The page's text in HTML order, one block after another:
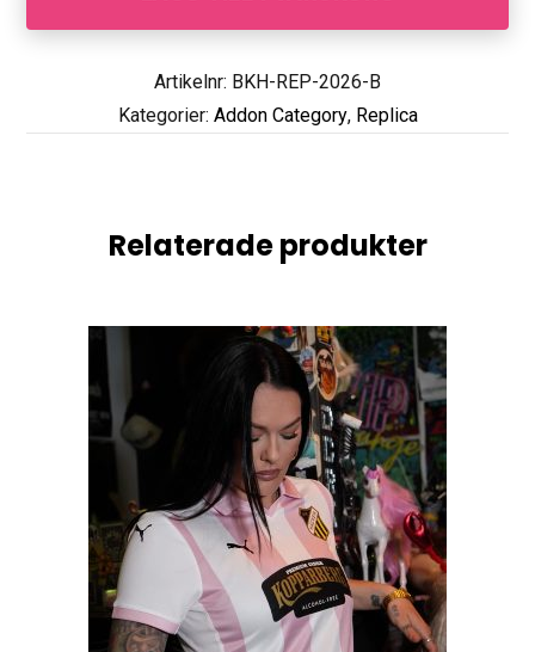
Artikelnr: BKH-REP-2026-B
Kategorier: Addon Category, Replica
Relaterade produkter